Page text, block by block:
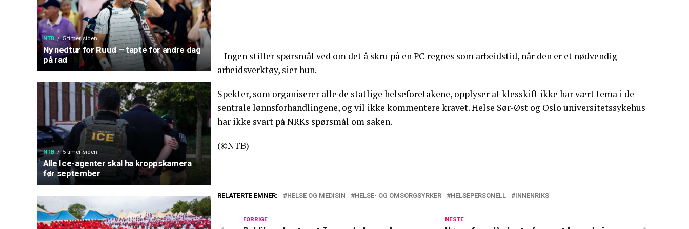
NTB 5 timer siden
Ny nedtur for Ruud – tapte for andre dag
på rad
NTB 5 timer siden
Alle Ice-agenter skal ha kroppskamera
før september
– Ingen stiller spørsmål ved om det å skru på en PC regnes som arbeidstid, når den er et nødvendig
arbeidsverktøy, sier hun.
Spekter, som organiserer alle de statlige helseforetakene, opplyser at klesskift ikke har vært tema i de
sentrale lønnsforhandlingene, og vil ikke kommentere kravet. Helse Sør-Øst og Oslo universitetssykehus
har ikke svart på NRKs spørsmål om saken.
(©NTB)
RELATERTE EMNER: HELSE OG MEDISIN HELSE- OG OMSORGSYRKER HELSEPERSONELL INNENRIKS
NESTE
FORRIGE